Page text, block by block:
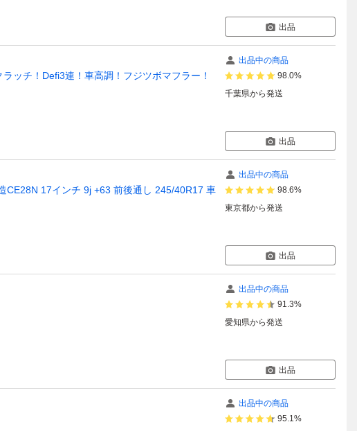
出品
ッチ！Defi3連！車高調！フジツボマフラー！
出品中の商品
98.0%
千葉県から発送
出品
CE28N 17インチ 9j +63 前後通し 245/40R17 車
出品中の商品
98.6%
東京都から発送
出品
出品中の商品
91.3%
愛知県から発送
出品
出品中の商品
95.1%